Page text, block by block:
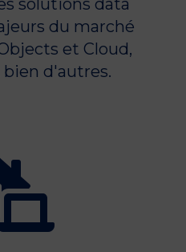
solutions data
du marché
et Cloud,
d'autres.